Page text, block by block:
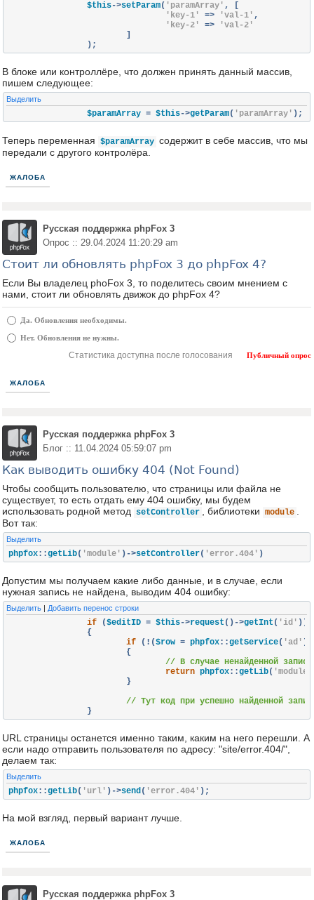
		$this
->setParam( 'paramArray' ,
[
'key-1'
=> 'val-1' ,
'key-2'
=>
'val-2'
]
);
В блоке или контроллёре, что должен принять данный массив,
пишем следующее:
Выделить
		$paramArray
= $this->getParam( 'paramArray' );
Теперь переменная $paramArray содержит в себе массив, что мы
передали с другого контролёра.
ЖАЛОБА
Русская поддержка phpFox 3
Опрос :: 29.04.2024 11:20:29 am
Стоит ли обновлять phpFox 3 до phpFox 4?
Если Вы владелец phoFox 3, то поделитесь своим мнением с
нами, стоит ли обновлять движок до phpFox 4?
Да. Обновления необходимы.
Нет. Обновления не нужны.
Статистика доступна после голосования Публичный опрос
ЖАЛОБА
Русская поддержка phpFox 3
Блог :: 11.04.2024 05:59:07 pm
Как выводить ошибку 404 (Not Found)
Чтобы сообщить пользователю, что страницы или файла не
существует, то есть отдать ему 404 ошибку, мы будем
использовать родной метод setController , библиотеки module
Вот так:
Выделить
phpfox::getLib( 'module' )->setController( 'error.404' )
Допустим мы получаем какие либо данные, и в случае, если
нужная запись не найдена, выводим 404 ошибку:
Выделить | Добавить перенос строки
if ($editID = $this->request ()->getInt ( 'id' ))
{
if
(!($row = phpfox::getService( 'ad' )-
{
// В случае ненайденной
return phpfox::getLib( 'module'
}
// Тут код при успешно найденной
}
URL страницы останется именно таким, каким на него перешли. А
если надо отправить пользователя по адресу: "site/error.404/",
делаем так:
Выделить
phpfox::getLib( 'url' )->send( 'error.404' );
На мой взгляд, первый вариант лучше.
ЖАЛОБА
Русская поддержка phpFox 3